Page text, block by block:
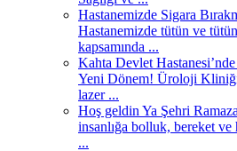
Hastanemizde Sigara
Hastanemizde tütün ve
kapsamında ...
Kahta Devlet
Yeni Dönem! Üroloji
lazer ...
Hoş geldin Ya Şehri
insanlığa bolluk, bereket
...